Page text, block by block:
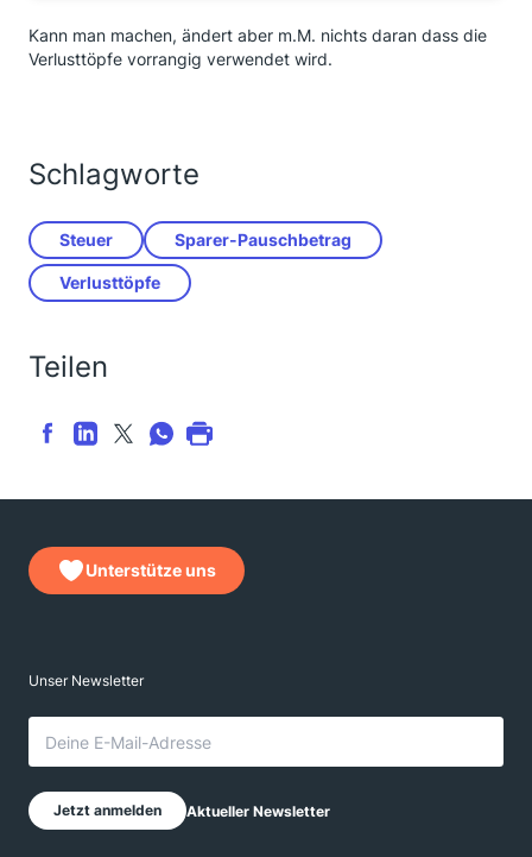
Kann man machen, ändert aber m.M. nichts daran dass die
Verlusttöpfe vorrangig verwendet wird.
Schlagworte
Steuer Sparer-Pauschbetrag
Verlusttöpfe
Teilen
Unterstütze uns